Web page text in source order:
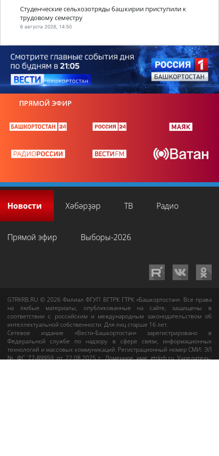
Студенческие сельхозотряды башкирии приступили к
трудовому семестру
6 августа 2026, 14:50
ПРЯМОЙ ЭФИР
Новости Хәбәрҙәр ТВ Радио
Прямой эфир Выборы-2026
GTRKRB.RU © 2026Филиал ФГУП ВГТРК ГТРК «Башкортостан». Все права
на любые материалы, опубликованные на сайте, защищены в
соответствии с российским и международным законодательством об
интеллектуальной собственности. Для лиц старше 16 лет.
Сетевое издание «Вести-Башкортостан»зарегистрировано в
Федеральной службе по надзору в сфере связи, информационных
технологий и массовых коммуникаций. Регистрационный номер СМИ: ЭЛ
№ ФС 77-89959 от 22.08.2025 г. Доменное имя:gtrkrb.ruУчредитель: